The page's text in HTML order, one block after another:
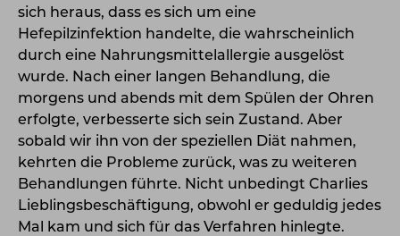
sich heraus, dass es sich um eine
Hefepilzinfektion handelte, die wahrscheinlich
durch eine Nahrungsmittelallergie ausgelöst
wurde. Nach einer langen Behandlung, die
morgens und abends mit dem Spülen der Ohren
erfolgte, verbesserte sich sein Zustand. Aber
sobald wir ihn von der speziellen Diät nahmen,
kehrten die Probleme zurück, was zu weiteren
Behandlungen führte. Nicht unbedingt Charlies
Lieblingsbeschäftigung, obwohl er geduldig jedes
Mal kam und sich für das Verfahren hinlegte.